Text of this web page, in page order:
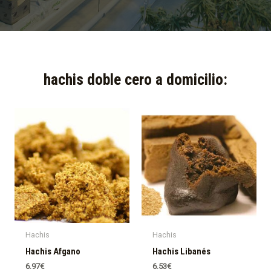
hachis doble cero a domicilio:​
Hachis
Hachis Afgano
6.97€
Hachis
Hachis Libanés
6.53€